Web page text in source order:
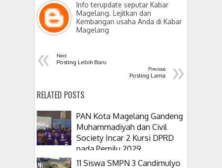
Info terupdate seputar Kabar
Magelang. Lejitkan dan
Kembangan usaha Anda di Kabar
Magelang
« Next
Posting Lebih Baru »
Previous
Posting Lama
RELATED POSTS
PAN Kota Magelang Gandeng
Muhammadiyah dan Civil
Society Incar 2 Kursi DPRD
pada Pemilu 2029
11 Siswa SMPN 3 Candimulyo